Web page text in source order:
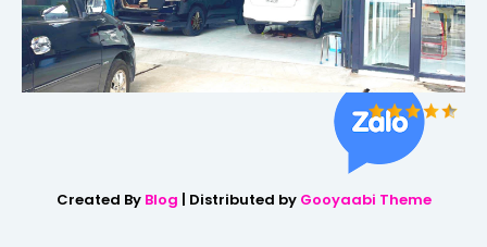
Created By Blog | Distributed by Gooyaabi Theme